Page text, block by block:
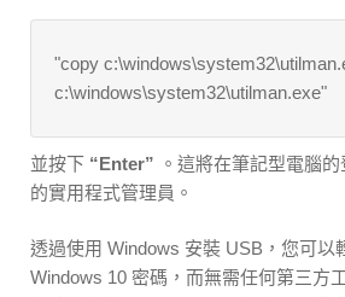
"copy
c:\windows\system32\utilman.exe"
並按下 “Enter” 。這將在筆記型電腦
的實用程式管理員。
透過使用 Windows 安裝 USB，您可以
Windows 10 密碼，而無需任何第三方